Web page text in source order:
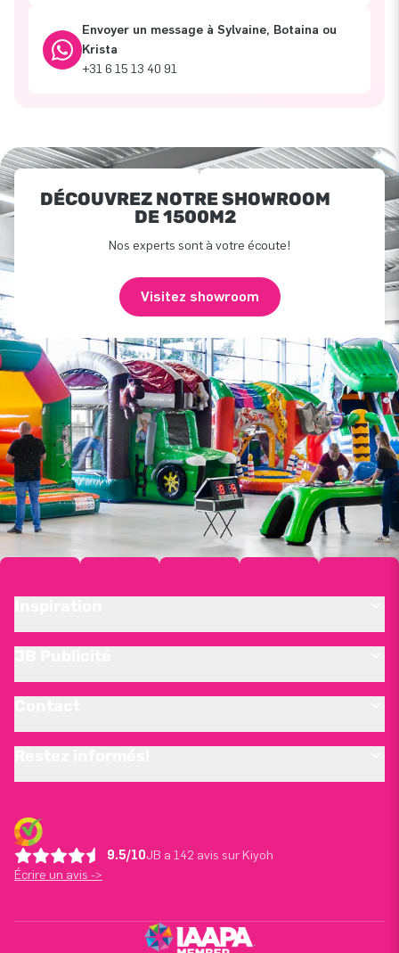
Envoyer un message à Sylvaine, Botaina ou
Krista
+31 6 15 13 40 91
DÉCOUVREZ NOTRE SHOWROOM
DE 1500M2
Nos experts sont à votre écoute!
Visitez showroom
9.5/10JB a 142 avis sur Kiyoh
Écrire un avis ->